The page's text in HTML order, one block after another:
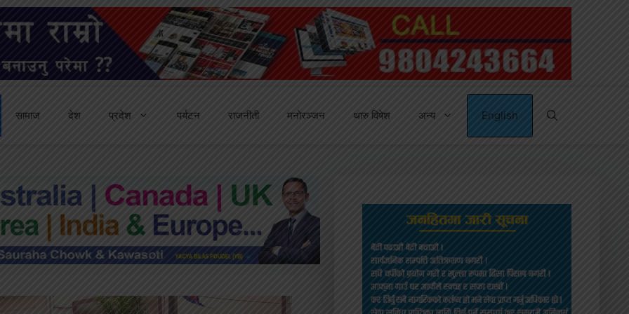
सामाज देश प्रदेश पर्यटन राजनीती मनोरञ्जन थारु विषेश अन्य English